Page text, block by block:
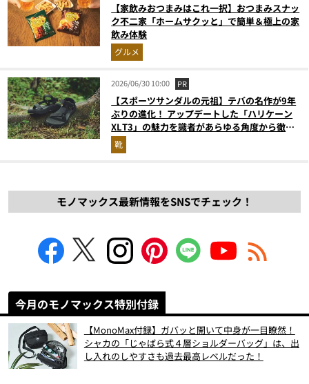
【家飲みおつまみはこれ一択】おつまみスナッ
ク不二家「ホームサクッと」で簡単＆極上の家
飲み体験
グルメ
2026/06/30 10:00 PR
【スポーツサンダルの元祖】テバの名作が9年
ぶりの進化！ アップデートした「ハリケーン
XLT3」の魅力を識者があらゆる角度から徹底
解説！
靴
モノマックス最新情報をSNSでチェック！
今月のモノマックス特別付録
【MonoMax付録】ガバッと開いて中身が一目瞭然！
シャカの「じゃばら式４層ショルダーバッグ」は、出
し入れのしやすさも過去最高レベルだった！